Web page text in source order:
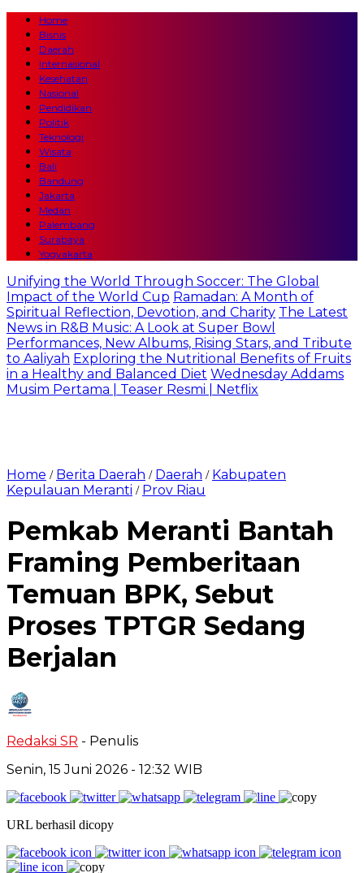
Home
Bisnis
Daerah
Internasional
Kesehatan
Nasional
Pendidikan
Politik
Teknologi
Wisata
Bali
Bandung
Jakarta
Medan
Palembang
Surabaya
Yogyakarta
Unifying the World Through Soccer: The Global
Impact of the World Cup Ramadan: A Month of
Spiritual Reflection, Devotion, and Charity The Latest
News in R&B Music: A Look at Super Bowl
Performances, New Albums, Rising Stars, and Tribute
to Aaliyah Exploring the Nutritional Benefits of Fruits
in a Healthy and Balanced Diet Wednesday Addams
Musim Pertama | Teaser Resmi | Netflix
Home / Berita Daerah / Daerah / Kabupaten
Kepulauan Meranti / Prov Riau
Pemkab Meranti Bantah
Framing Pemberitaan
Temuan BPK, Sebut
Proses TPTGR Sedang
Berjalan
Redaksi SR - Penulis
Senin, 15 Juni 2026 - 12:32 WIB
URL berhasil dicopy